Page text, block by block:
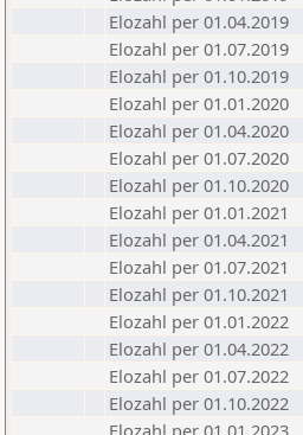
Elozahl per 01.04.2019
Elozahl per 01.07.2019
Elozahl per 01.10.2019
Elozahl per 01.01.2020
Elozahl per 01.04.2020
Elozahl per 01.07.2020
Elozahl per 01.10.2020
Elozahl per 01.01.2021
Elozahl per 01.04.2021
Elozahl per 01.07.2021
Elozahl per 01.10.2021
Elozahl per 01.01.2022
Elozahl per 01.04.2022
Elozahl per 01.07.2022
Elozahl per 01.10.2022
Elozahl per 01.01.2023